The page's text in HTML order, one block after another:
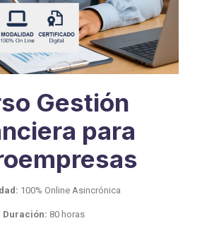
Gestión
para
100% Online Asincrónica
Duración: 80 horas